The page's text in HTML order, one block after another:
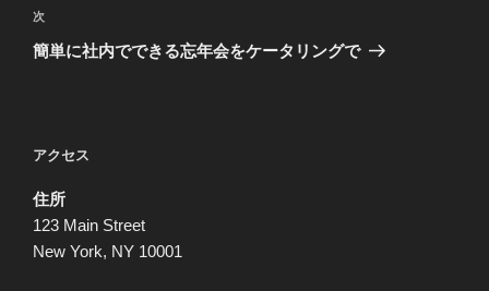
ビ
ゲ
ン
稿
次
の
次
簡単に社内でできる忘年会をケータリングで
アクセス
住所
123 Main Street
New York, NY 10001